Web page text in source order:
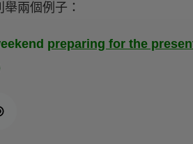
兩個例子：
preparing for the